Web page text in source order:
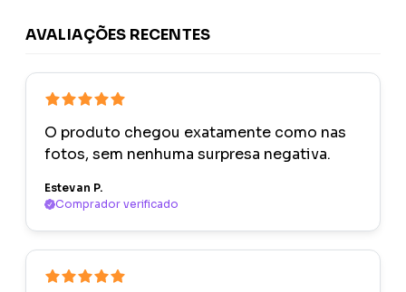
AVALIAÇÕES RECENTES
O produto chegou exatamente como nas
fotos, sem nenhuma surpresa negativa.
Estevan P.
Comprador verificado